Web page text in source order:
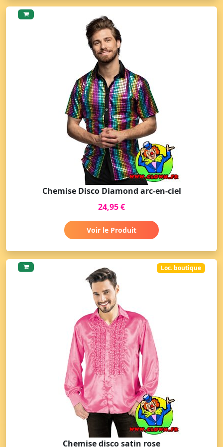
Chemise Disco Diamond arc-en-ciel
24,95 €
Voir le Produit
Loc. boutique
Chemise disco satin rose